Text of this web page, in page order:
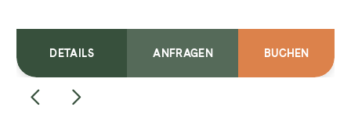
DETAILS BUCHEN
ANFRAGEN